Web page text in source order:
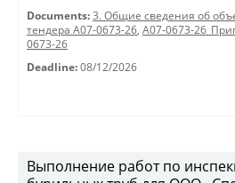
Documents: 3. Общие сведения об
тендера A07-0673-26, A07-0673-
0673-26
Deadline: 08/12/2026
Выполнение работ по